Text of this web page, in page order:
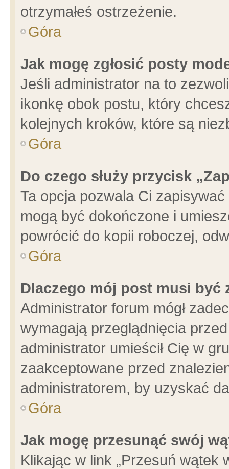
otrzymałeś ostrzeżenie.
Góra
Jak mogę zgłosić posty
Jeśli administrator na to
ikonkę obok postu, który
kolejnych kroków, które są
Góra
Do czego służy przycisk
Ta opcja pozwala Ci
mogą być dokończone i
powrócić do kopii roboczej,
Góra
Dlaczego mój post musi być
Administrator forum mógł
wymagają przeglądnięcia
administrator umieścił Cię w
zaakceptowane przed
administratorem, by uzyskać
Góra
Jak mogę przesunąć swój
Klikając w link „Przesuń wątek